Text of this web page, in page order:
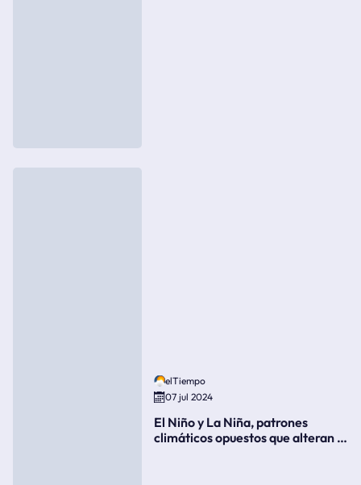
elTiempo
07 jul 2024
El Niño y La Niña, patrones
climáticos opuestos que alteran la